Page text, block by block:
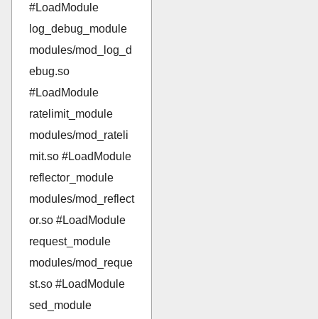
#LoadModule
log_debug_module
modules/mod_log_d
ebug.so
#LoadModule
ratelimit_module
modules/mod_rateli
mit.so #LoadModule
reflector_module
modules/mod_reflect
or.so #LoadModule
request_module
modules/mod_reque
st.so #LoadModule
sed_module